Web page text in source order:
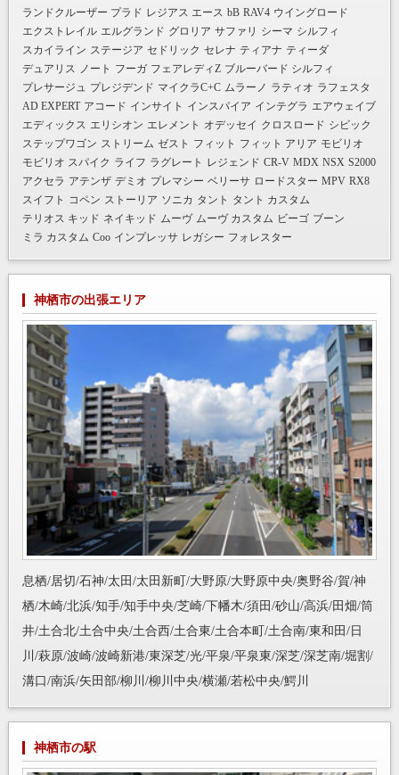
ランドクルーザー プラド レジアス エース bB RAV4 ウイングロード
エクストレイル エルグランド グロリア サファリ シーマ シルフィ
スカイライン ステージア セドリック セレナ ティアナ ティーダ
デュアリス ノート フーガ フェアレディZ ブルーバード シルフィ
プレサージュ プレジデンド マイクラC+C ムラーノ ラティオ ラフェスタ
AD EXPERT アコード インサイト インスパイア インテグラ エアウェイブ
エディックス エリシオン エレメント オデッセイ クロスロード シビック
ステップワゴン ストリーム ゼスト フィット フィット アリア モビリオ
モビリオ スパイク ライフ ラグレート レジェンド CR-V MDX NSX S2000
アクセラ アテンザ デミオ プレマシー ベリーサ ロードスター MPV RX8
スイフト コペン ストーリア ソニカ タント タント カスタム
テリオス キッド ネイキッド ムーヴ ムーヴ カスタム ビーゴ ブーン
ミラ カスタム Coo インプレッサ レガシー フォレスター
神栖市の出張エリア
息栖/居切/石神/太田/太田新町/大野原/大野原中央/奥野谷/賀/神
栖/木崎/北浜/知手/知手中央/芝崎/下幡木/須田/砂山/高浜/田畑/筒
井/土合北/土合中央/土合西/土合東/土合本町/土合南/東和田/日
川/萩原/波崎/波崎新港/東深芝/光/平泉/平泉東/深芝/深芝南/堀割/
溝口/南浜/矢田部/柳川/柳川中央/横瀬/若松中央/鰐川
神栖市の駅